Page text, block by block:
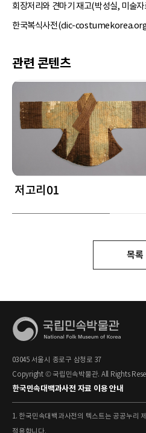
회장저리와 견마기 재고(박성실, 미술
한국복식사전(dic-
관련 콘텐츠
저고리01
목록
03045 서울시 종로구 삼청로 37
Copyright © 국립민속박물관. All Rights
한국민속대백과사전 자료 이용 안내
1. 한국민속대백과사전의 텍스트는 공공누리